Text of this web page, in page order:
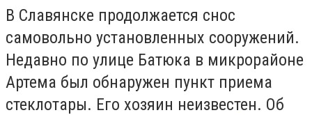
В Славянске продолжается снос
самовольно установленных сооружений.
Недавно по улице Батюка в микрорайоне
Артема был обнаружен пункт приема
стеклотары. Его хозяин неизвестен. Об